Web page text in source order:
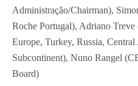
Administração/Chairman),
Roche Portugal), Adriano
Europe, Turkey, Russia,
Subcontinent), Nuno Rangel
Board)